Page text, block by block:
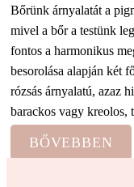
Bőrünk árnyalatát a
mivel a bőr a testünk
fontos a harmonikus
besorolása alapján két
rózsás árnyalatú, azaz
barackos vagy kreolos,
BŐVEBBEN